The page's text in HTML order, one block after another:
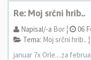
Re: Moj srčni hrib..
Napisal/-a Bor ¦ 06
Tema: Moj srčni hrib.. ¦
januar 7x Orle....za